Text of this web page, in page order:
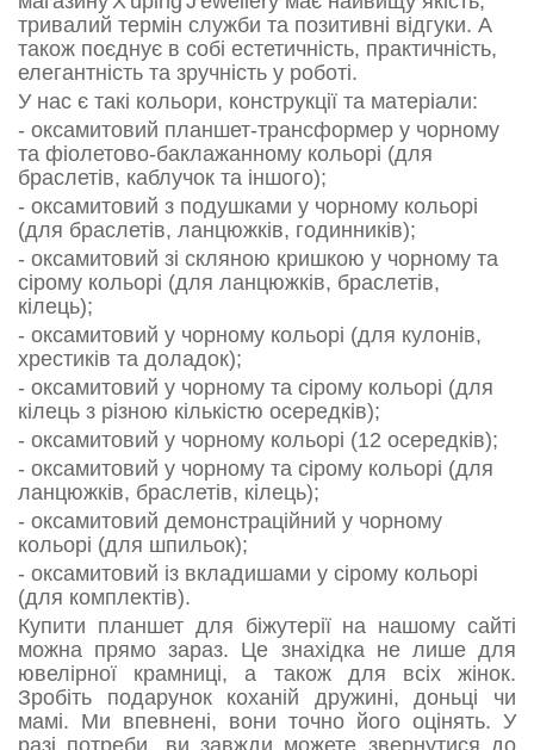
тривалий термін служби та позитивні відгуки. А
також поєднує в собі естетичність, практичність,
елегантність та зручність у роботі.
У нас є такі кольори, конструкції та матеріали:
- оксамитовий планшет-трансформер у чорному
та фіолетово-баклажанному кольорі (для
браслетів, каблучок та іншого);
- оксамитовий з подушками у чорному кольорі
(для браслетів, ланцюжків, годинників);
- оксамитовий зі скляною кришкою у чорному та
сірому кольорі (для ланцюжків, браслетів,
кілець);
- оксамитовий у чорному кольорі (для кулонів,
хрестиків та доладок);
- оксамитовий у чорному та сірому кольорі (для
кілець з різною кількістю осередків);
- оксамитовий у чорному кольорі (12 осередків);
- оксамитовий у чорному та сірому кольорі (для
ланцюжків, браслетів, кілець);
- оксамитовий демонстраційний у чорному
кольорі (для шпильок);
- оксамитовий із вкладишами у сірому кольорі
(для комплектів).
Купити планшет для біжутерії на нашому сайті
можна прямо зараз. Це знахідка не лише для
ювелірної крамниці, а також для всіх жінок.
Зробіть подарунок коханій дружині, доньці чи
мамі. Ми впевнені, вони точно його оцінять. У